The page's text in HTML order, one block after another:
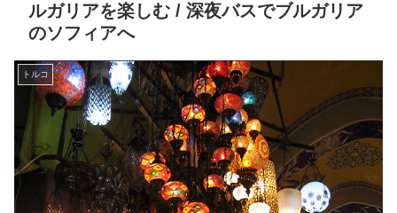
ルガリアを楽しむ / 深夜バスでブルガリア
のソフィアへ
トルコ